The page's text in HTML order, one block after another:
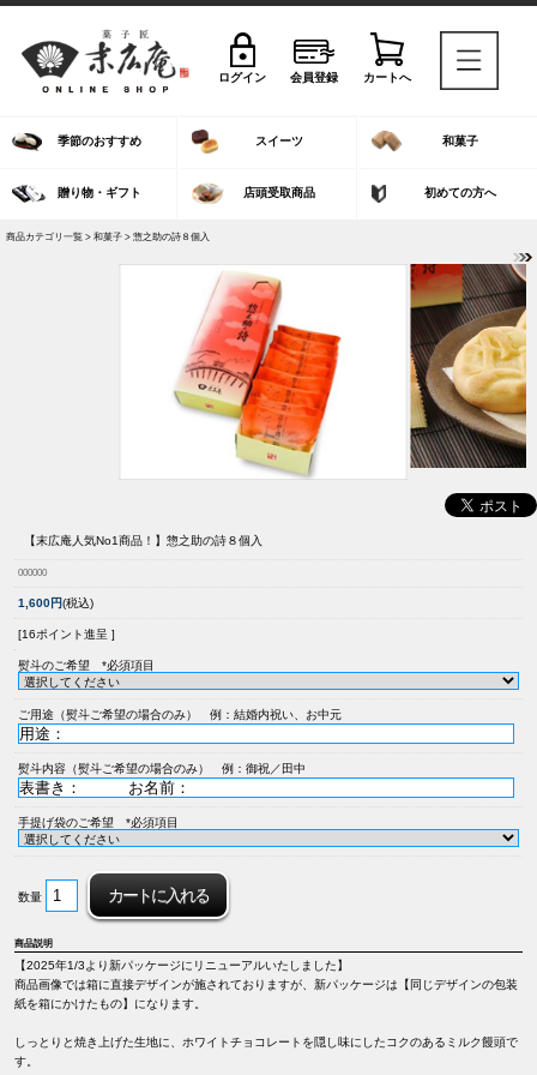
ログイン 会員登録 カートへ
季節のおすすめ スイーツ 和菓子
贈り物・ギフト 店頭受取商品 初めての方へ
商品カテゴリ一覧 > 和菓子 > 惣之助の詩８個入
【末広庵人気No1商品！】 惣之助の詩８個入
000000
1,600円(税込)
[16ポイント進呈 ]
熨斗のご希望 *必須項目
ご用途（熨斗ご希望の場合のみ） 例：結婚内祝い、お中元
熨斗内容（熨斗ご希望の場合のみ） 例：御祝／田中
手提げ袋のご希望 *必須項目
数量
商品説明
【2025年1/3より新パッケージにリニューアルいたしました】
商品画像では箱に直接デザインが施されておりますが、新パッケージは【同じデザインの包装
紙を箱にかけたもの】になります。
しっとりと焼き上げた生地に、ホワイトチョコレートを隠し味にしたコクのあるミルク饅頭で
す。